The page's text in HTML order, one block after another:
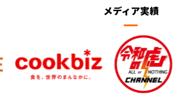
メディア実績